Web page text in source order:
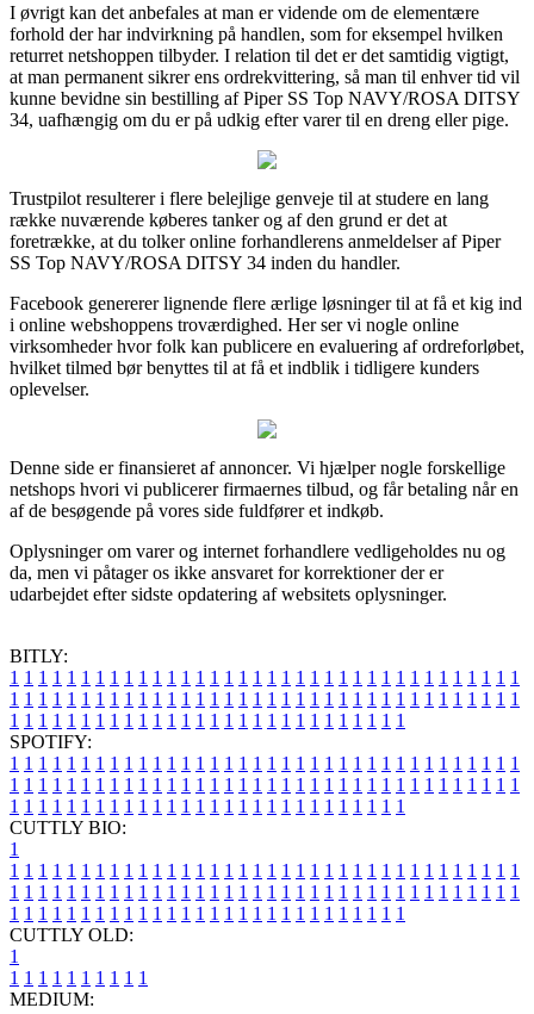
I øvrigt kan det anbefales at man er vidende om de elementære
forhold der har indvirkning på handlen, som for eksempel hvilken
returret netshoppen tilbyder. I relation til det er det samtidig vigtigt,
at man permanent sikrer ens ordrekvittering, så man til enhver tid vil
kunne bevidne sin bestilling af Piper SS Top NAVY/ROSA DITSY
34, uafhængig om du er på udkig efter varer til en dreng eller pige.
Trustpilot resulterer i flere belejlige genveje til at studere en lang
række nuværende køberes tanker og af den grund er det at
foretrække, at du tolker online forhandlerens anmeldelser af Piper
SS Top NAVY/ROSA DITSY 34 inden du handler.
Facebook genererer lignende flere ærlige løsninger til at få et kig ind
i online webshoppens troværdighed. Her ser vi nogle online
virksomheder hvor folk kan publicere en evaluering af ordreforløbet,
hvilket tilmed bør benyttes til at få et indblik i tidligere kunders
oplevelser.
Denne side er finansieret af annoncer. Vi hjælper nogle forskellige
netshops hvori vi publicerer firmaernes tilbud, og får betaling når en
af de besøgende på vores side fuldfører et indkøb.
Oplysninger om varer og internet forhandlere vedligeholdes nu og
da, men vi påtager os ikke ansvaret for korrektioner der er
udarbejdet efter sidste opdatering af websitets oplysninger.
BITLY:
1 1 1 1 1 1 1 1 1 1 1 1 1 1 1 1 1 1 1 1 1 1 1 1 1 1 1 1 1 1 1 1 1 1 1 1
1 1 1 1 1 1 1 1 1 1 1 1 1 1 1 1 1 1 1 1 1 1 1 1 1 1 1 1 1 1 1 1 1 1 1 1
1 1 1 1 1 1 1 1 1 1 1 1 1 1 1 1 1 1 1 1 1 1 1 1 1 1 1 1
SPOTIFY:
1 1 1 1 1 1 1 1 1 1 1 1 1 1 1 1 1 1 1 1 1 1 1 1 1 1 1 1 1 1 1 1 1 1 1 1
1 1 1 1 1 1 1 1 1 1 1 1 1 1 1 1 1 1 1 1 1 1 1 1 1 1 1 1 1 1 1 1 1 1 1 1
1 1 1 1 1 1 1 1 1 1 1 1 1 1 1 1 1 1 1 1 1 1 1 1 1 1 1 1
CUTTLY BIO:
1
1 1 1 1 1 1 1 1 1 1 1 1 1 1 1 1 1 1 1 1 1 1 1 1 1 1 1 1 1 1 1 1 1 1 1 1
1 1 1 1 1 1 1 1 1 1 1 1 1 1 1 1 1 1 1 1 1 1 1 1 1 1 1 1 1 1 1 1 1 1 1 1
1 1 1 1 1 1 1 1 1 1 1 1 1 1 1 1 1 1 1 1 1 1 1 1 1 1 1 1
CUTTLY OLD:
1
1 1 1 1 1 1 1 1 1 1
MEDIUM: